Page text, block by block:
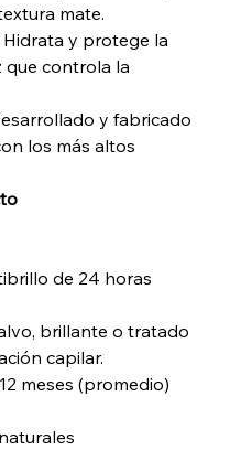
mate.
Hidrata y protege la
que controla la
y fabricado
los más altos
de 24 horas
brillante o tratado
capilar.
meses (promedio)